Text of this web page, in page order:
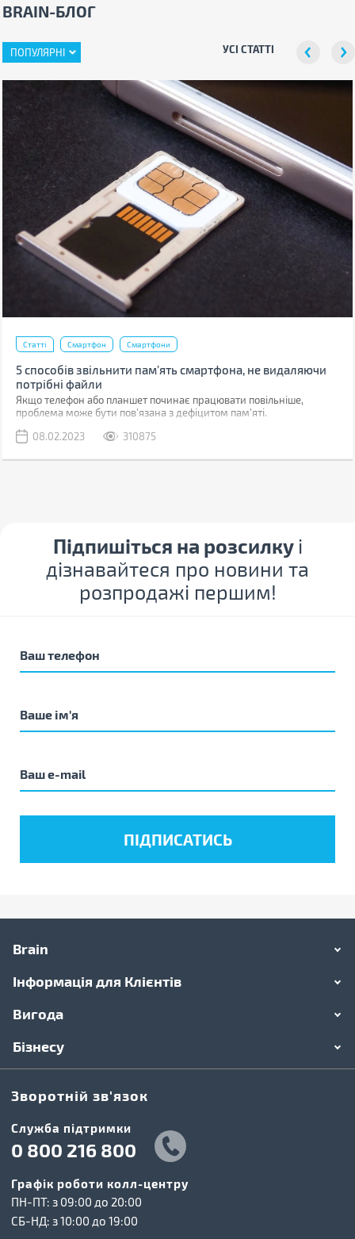
BRAIN-БЛОГ
ПОПУЛЯРНІ УСІ СТАТТІ
Статті Смартфон Смартфони
5 способів звільнити пам’ять смартфона, не видаляючи
потрібні файли
Якщо телефон або планшет починає працювати повільніше,
проблема може бути пов'язана з дефіцитом пам'яті.
08.02.2023
310875
Підпишіться на розсилку і
дізнавайтеся про новини та
розпродажі першим!
Brain
Інформація для Клієнтів
Вигода
Бізнесу
Зворотній зв'язок
Cлужба підтримки
0 800 216 800
Графік роботи колл-центру
ПН-ПТ: з 09:00 до 20:00
СБ-НД: з 10:00 до 19:00